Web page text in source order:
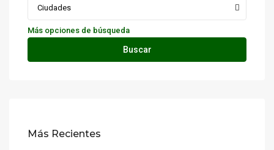
Ciudades
Más opciones de búsqueda
Buscar
Más Recientes